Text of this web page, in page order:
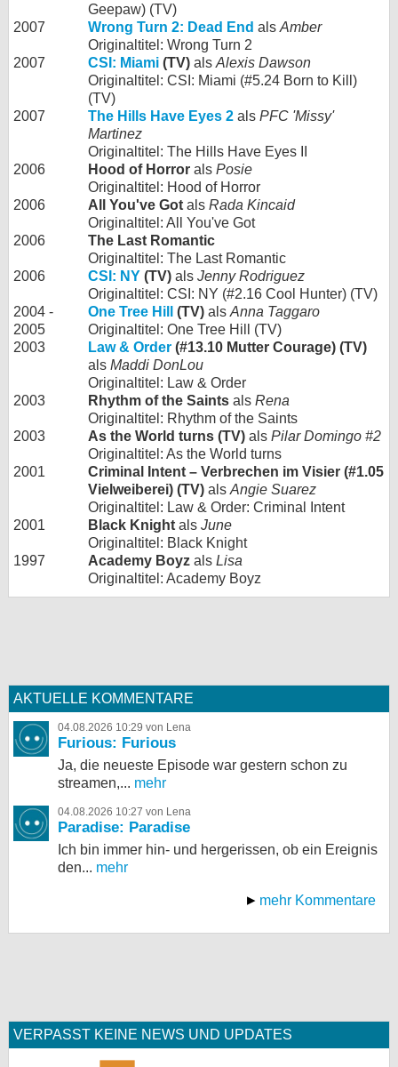
Geepaw) (TV)
2007
Wrong Turn 2: Dead End als Amber
Originaltitel: Wrong Turn 2
2007
CSI: Miami (TV) als Alexis Dawson
Originaltitel: CSI: Miami (#5.24 Born to Kill)
(TV)
2007
The Hills Have Eyes 2 als PFC 'Missy'
Martinez
Originaltitel: The Hills Have Eyes II
2006
Hood of Horror als Posie
Originaltitel: Hood of Horror
2006
All You've Got als Rada Kincaid
Originaltitel: All You've Got
2006
The Last Romantic
Originaltitel: The Last Romantic
2006
CSI: NY (TV) als Jenny Rodriguez
Originaltitel: CSI: NY (#2.16 Cool Hunter) (TV)
2004 -
2005
One Tree Hill (TV) als Anna Taggaro
Originaltitel: One Tree Hill (TV)
2003
Law & Order (#13.10 Mutter Courage) (TV)
als Maddi DonLou
Originaltitel: Law & Order
2003
Rhythm of the Saints als Rena
Originaltitel: Rhythm of the Saints
2003
As the World turns (TV) als Pilar Domingo #2
Originaltitel: As the World turns
2001
Criminal Intent – Verbrechen im Visier (#1.05
Vielweiberei) (TV) als Angie Suarez
Originaltitel: Law & Order: Criminal Intent
2001
Black Knight als June
Originaltitel: Black Knight
1997
Academy Boyz als Lisa
Originaltitel: Academy Boyz
AKTUELLE KOMMENTARE
04.08.2026 10:29 von Lena
Furious: Furious
Ja, die neueste Episode war gestern schon zu
streamen,... mehr
04.08.2026 10:27 von Lena
Paradise: Paradise
Ich bin immer hin- und hergerissen, ob ein Ereignis
den... mehr
mehr Kommentare
VERPASST KEINE NEWS UND UPDATES